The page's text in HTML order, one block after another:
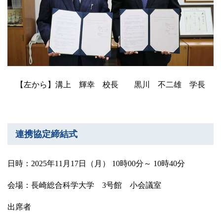
閉じる
【左から】溝上 輝幸 校長 黒川 不二雄 学長
連携協定締結式
日時：2025年11月17日（月） 10時00分～ 10時40分
会場：長崎総合科学大学 3号館 小会議室
出席者